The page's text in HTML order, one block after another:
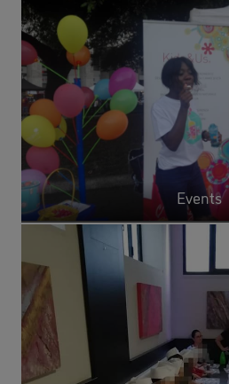
Events